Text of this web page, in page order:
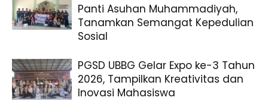
Panti Asuhan Muhammadiyah,
Tanamkan Semangat Kepedulian
Sosial
PGSD UBBG Gelar Expo ke-3 Tahun
2026, Tampilkan Kreativitas dan
Inovasi Mahasiswa